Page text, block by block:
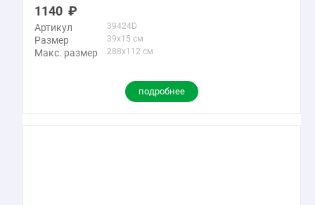
1140
Артикул 39424D
Размер 39x15 см
Макс. размер 288x112 см
подробнее